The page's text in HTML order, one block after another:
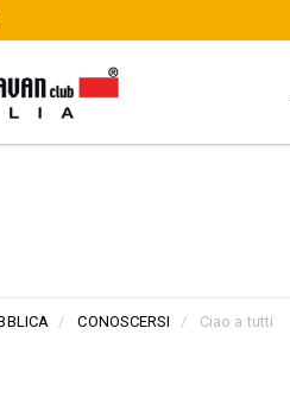
CONOSCERSI Ciao a tutti